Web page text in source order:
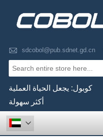
 sdcobol@pub.sdnet.gd.cn
كوبول: يجعل الحياة العملية
أكثر سهولة
